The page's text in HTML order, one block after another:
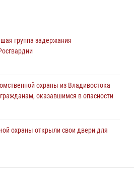
на открытии III семейных
группа задержания
охраны из Владивостока
оказавшимся в опасности
охраны открыли свои двери для